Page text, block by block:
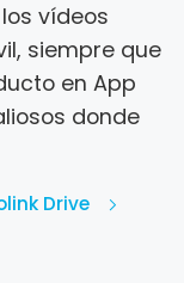
vídeos
siempre que
en App
donde
Drive